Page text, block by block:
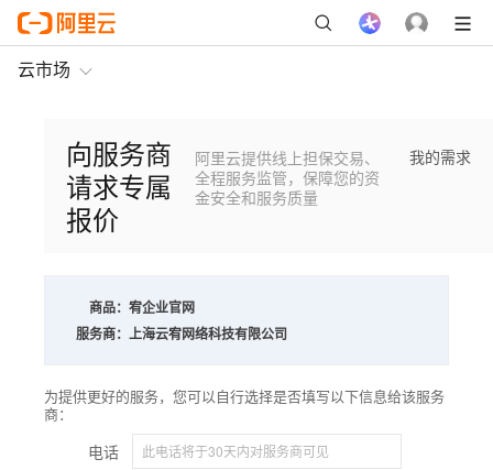
云市场
向服务商
请求专属
报价
阿里云提供线上担保交易、
全程服务监管，保障您的资
金安全和服务质量
我的需求
商品： 宥企业官网
服务商： 上海云宥网络科技有限公司
为提供更好的服务，您可以自行选择是否填写以下信息给该服务
商：
电话